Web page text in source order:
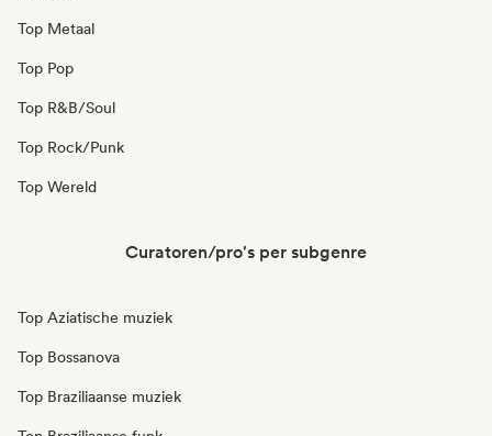
Top Metaal
Top Pop
Top R&B/Soul
Top Rock/Punk
Top Wereld
Curatoren/pro's per subgenre
Top Aziatische muziek
Top Bossanova
Top Braziliaanse muziek